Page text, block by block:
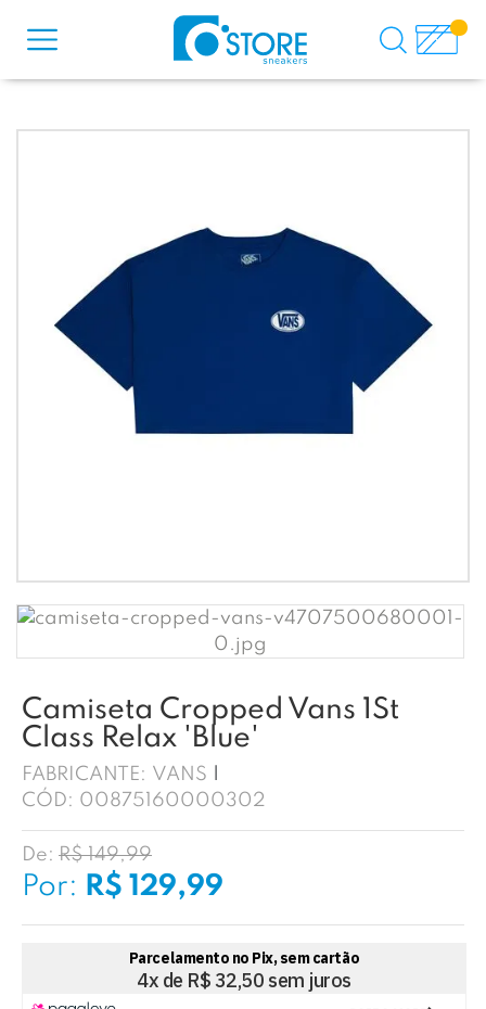
Camiseta Cropped Vans 1St
Class Relax 'Blue'
FABRICANTE: VANS
CÓD: 00875160000302
De: R$ 149,99
Por: R$ 129,99